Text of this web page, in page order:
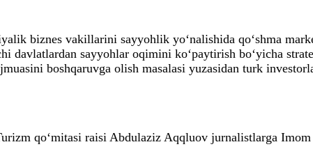
biznes vakillarini sayyohlik yo‘nalishida qo‘shma
sayyohlar oqimini ko‘paytirish bo‘yicha
boshqaruvga olish masalasi yuzasidan turk
qo‘mitasi raisi Abdulaziz Aqqluov jurnalistlarga